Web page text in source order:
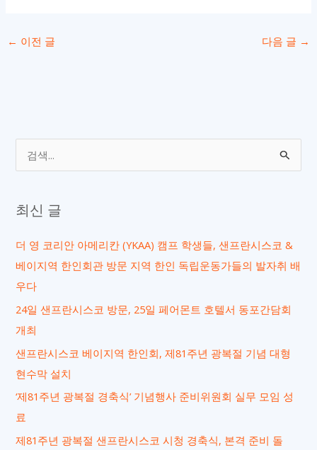
← 이전 글 다음 글 →
색
상
최신 글
더 영 코리안 아메리칸 (YKAA) 캠프 학생들, 샌프란시스코 &
베이지역 한인회관 방문 지역 한인 독립운동가들의 발자취 배
우다
24일 샌프란시스코 방문, 25일 페어몬트 호텔서 동포간담회
개최
샌프란시스코 베이지역 한인회, 제81주년 광복절 기념 대형
현수막 설치
‘제81주년 광복절 경축식’ 기념행사 준비위원회 실무 모임 성
료
제81주년 광복절 샌프란시스코 시청 경축식, 본격 준비 돌